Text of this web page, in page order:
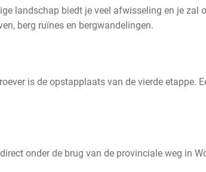
landschap biedt je veel afwisseling en je zal
berg ruïnes en bergwandelingen.
is de opstapplaats van de vierde etappe.
onder de brug van de provinciale weg in